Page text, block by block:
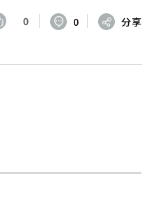
0 0 分享